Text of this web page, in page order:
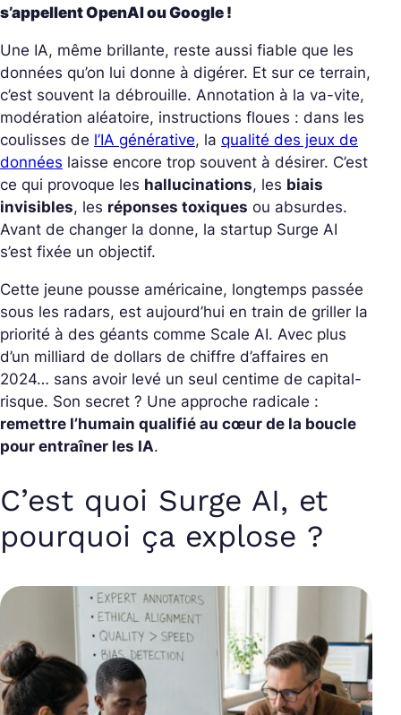
s’appellent OpenAI ou Google !
Une IA, même brillante, reste aussi fiable que les
données qu’on lui donne à digérer. Et sur ce terrain,
c’est souvent la débrouille. Annotation à la va-vite,
modération aléatoire, instructions floues : dans les
coulisses de l’IA générative, la qualité des jeux de
données laisse encore trop souvent à désirer. C’est
ce qui provoque les hallucinations, les biais
invisibles, les réponses toxiques ou absurdes.
Avant de changer la donne, la startup Surge AI
s’est fixée un objectif.
Cette jeune pousse américaine, longtemps passée
sous les radars, est aujourd’hui en train de griller la
priorité à des géants comme Scale AI. Avec plus
d’un milliard de dollars de chiffre d’affaires en
2024… sans avoir levé un seul centime de capital-
risque. Son secret ? Une approche radicale :
remettre l’humain qualifié au cœur de la boucle
pour entraîner les IA.
C’est quoi Surge AI, et
pourquoi ça explose ?